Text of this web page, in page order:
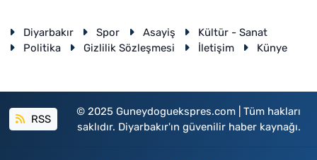
Diyarbakır Spor Asayiş
Kültür - Sanat
Politika
Gizlilik Sözleşmesi İletişim Künye
RSS
© 2025 Guneydoguekspres.com | Tüm hakları
saklıdır. Diyarbakır'ın güvenilir haber kaynağı.